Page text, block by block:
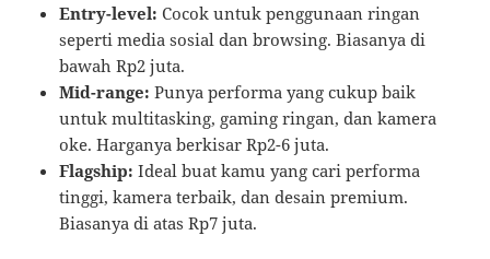
Entry-level: Cocok untuk penggunaan ringan
seperti media sosial dan browsing. Biasanya di
bawah Rp2 juta.
Mid-range: Punya performa yang cukup baik
untuk multitasking, gaming ringan, dan kamera
oke. Harganya berkisar Rp2-6 juta.
Flagship: Ideal buat kamu yang cari performa
tinggi, kamera terbaik, dan desain premium.
Biasanya di atas Rp7 juta.